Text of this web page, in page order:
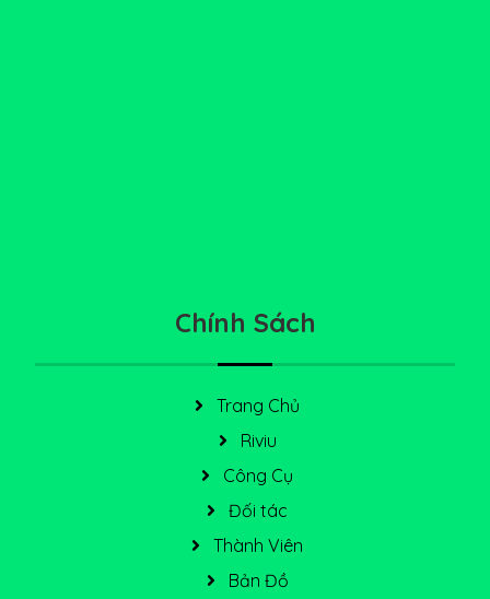
Chính Sách
Trang Chủ
Riviu
Công Cụ
Đối tác
Thành Viên
Bản Đồ